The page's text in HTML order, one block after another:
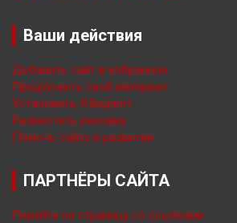
Ваши действия
Добавить сайт в избранное
Предложить свой материал
Установить Я.Виджет
Разместить рекламу
Помочь сайту в развитии
ПАРТНЁРЫ САЙТА
Перейти на страницу со ссылками